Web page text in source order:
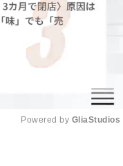
Powered by GliaStudios